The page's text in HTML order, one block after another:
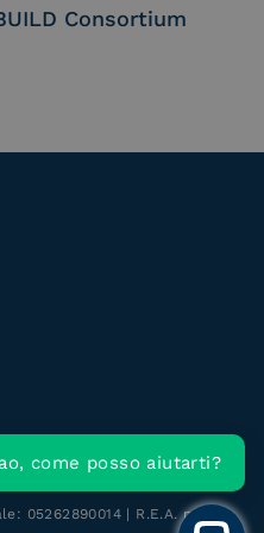
Consortium
05262890014 | R.E.A. n.
come posso aiutarti?